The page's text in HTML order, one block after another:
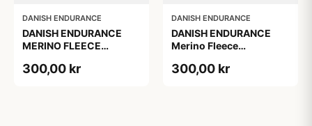
DANISH ENDURANCE
DANISH ENDURANCE
MERINO FLEECE
300,00 kr
DANISH ENDURANCE
DANISH ENDURANCE
Merino Fleece
Mørk Marineblå, S/M
300,00 kr